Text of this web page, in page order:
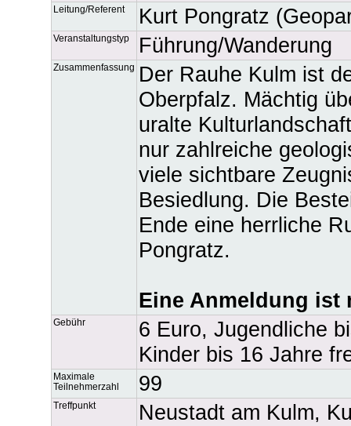
Leitung/Referent Kurt Pongratz
Veranstaltungstyp Führung/Wanderung
Zusammenfassung
Der Rauhe Kulm ist
Oberpfalz. Mächtig
uralte
nur zahlreiche
viele sichtbare
Besiedlung. Die
Ende eine herrliche
Pongratz.
Eine Anmeldung
Gebühr
6 Euro, Jugendliche
Kinder bis 16 Jahre
Maximale
Teilnehmerzahl
99
Treffpunkt
Neustadt am Kulm,